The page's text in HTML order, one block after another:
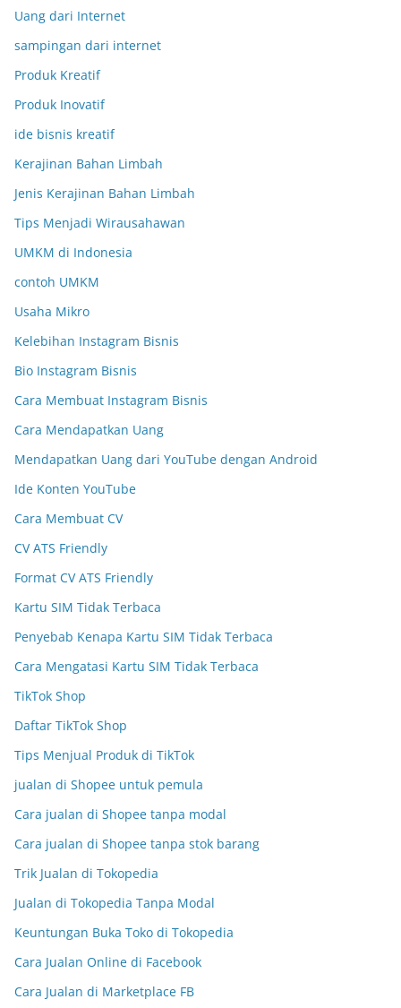
Uang dari Internet
sampingan dari internet
Produk Kreatif
Produk Inovatif
ide bisnis kreatif
Kerajinan Bahan Limbah
Jenis Kerajinan Bahan Limbah
Tips Menjadi Wirausahawan
UMKM di Indonesia
contoh UMKM
Usaha Mikro
Kelebihan Instagram Bisnis
Bio Instagram Bisnis
Cara Membuat Instagram Bisnis
Cara Mendapatkan Uang
Mendapatkan Uang dari YouTube dengan Android
Ide Konten YouTube
Cara Membuat CV
CV ATS Friendly
Format CV ATS Friendly
Kartu SIM Tidak Terbaca
Penyebab Kenapa Kartu SIM Tidak Terbaca
Cara Mengatasi Kartu SIM Tidak Terbaca
TikTok Shop
Daftar TikTok Shop
Tips Menjual Produk di TikTok
jualan di Shopee untuk pemula
Cara jualan di Shopee tanpa modal
Cara jualan di Shopee tanpa stok barang
Trik Jualan di Tokopedia
Jualan di Tokopedia Tanpa Modal
Keuntungan Buka Toko di Tokopedia
Cara Jualan Online di Facebook
Cara Jualan di Marketplace FB